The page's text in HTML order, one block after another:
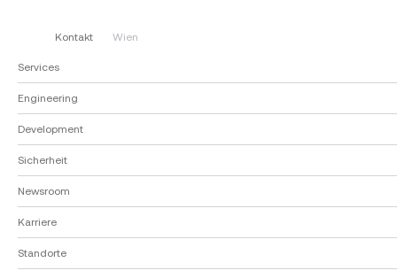
Services
Engineering
Development
Sicherheit
Newsroom
Karriere
Standorte
Kontakt Wien